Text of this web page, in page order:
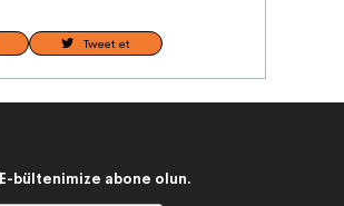
Tweet et
E-bültenimize abone olun.